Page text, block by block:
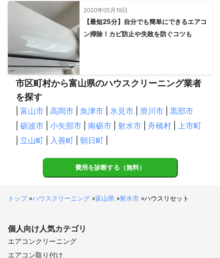
2020年05月19日
【最短25分】自分でも簡単にできるエアコ
ン掃除！カビ防止や失敗を防ぐコツも
市区町村から富山県のハウスクリーニング業者
を探す
富山市 高岡市 魚津市 氷見市 滑川市
黒部市
砺波市 小矢部市 南砺市 射水市 舟橋村
上市町
立山町 入善町 朝日町
費用を診断する（無料）
トップ»ハウスクリーニング »富山県 »射水市 »ハウスリセット
個人向け人気カテゴリ
エアコンクリーニング
エアコン取り付け